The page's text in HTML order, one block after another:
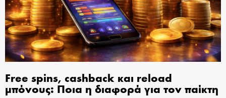
Free spins, cashback και reload
μπόνους: Ποια η διαφορά για τον παίκτη